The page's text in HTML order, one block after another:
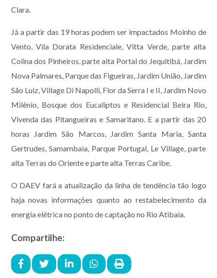
Clara.
Já a partir das 19 horas podem ser impactados Moinho de
Vento, Vila Dorata Residenciale, Vitta Verde, parte alta
Colina dos Pinheiros, parte alta Portal do Jequitibá, Jardim
Nova Palmares, Parque das Figueiras, Jardim União, Jardim
São Luiz, Village Di Napolli, Flor da Serra I e II, Jardim Novo
Milênio, Bosque dos Eucaliptos e Residencial Beira Rio,
Vivenda das Pitangueiras e Samaritano. E a partir das 20
horas Jardim São Marcos, Jardim Santa Maria, Santa
Gertrudes, Samambaia, Parque Portugal, Le Village, parte
alta Terras do Oriente e parte alta Terras Caribe.
O DAEV fará a atualização da linha de tendência tão logo
haja novas informações quanto ao restabelecimento da
energia elétrica no ponto de captação no Rio Atibaia.
Compartilhe: